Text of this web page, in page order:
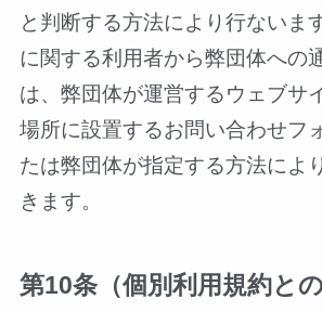
と判断する方法により行ないま
に関する利用者から弊団体への
は、弊団体が運営するウェブサ
場所に設置するお問い合わせフ
たは弊団体が指定する方法によ
きます。
第10条（個別利用規約との